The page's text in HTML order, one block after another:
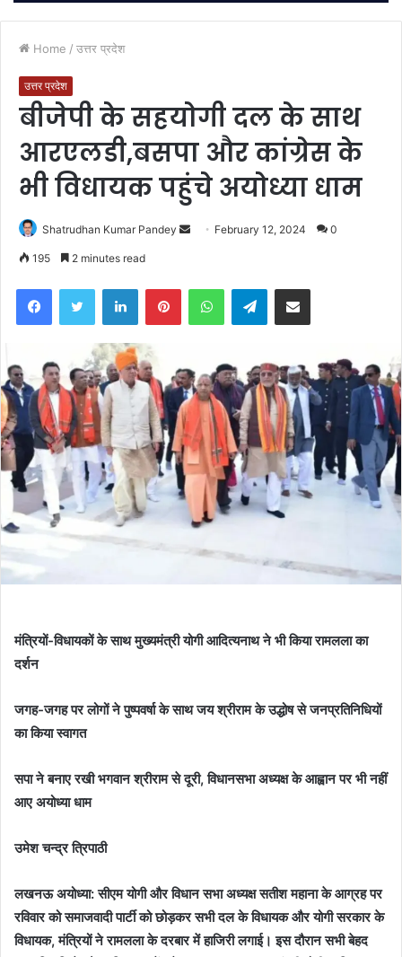
Home / उत्तर प्रदेश
उत्तर प्रदेश
बीजेपी के सहयोगी दल के साथ
आरएलडी,बसपा और कांग्रेस के
भी विधायक पहुंचे अयोध्या धाम
Shatrudhan Kumar Pandey
Send February 12, 2024 0
195 2 minutes read
FacebookTwitter LinkedInPinterestWhatsAppTelegramShare via Email
मंत्रियों-विधायकों के साथ मुख्यमंत्री योगी आदित्यनाथ ने भी किया रामलला का
दर्शन
जगह-जगह पर लोगों ने पुष्पवर्षा के साथ जय श्रीराम के उद्धोष से जनप्रतिनिधियों
का किया स्वागत
सपा ने बनाए रखी भगवान श्रीराम से दूरी, विधानसभा अध्यक्ष के आह्वान पर भी नहीं
आए अयोध्या धाम
उमेश चन्द्र त्रिपाठी
लखनऊ अयोध्या: सीएम योगी और विधान सभा अध्यक्ष सतीश महाना के आग्रह पर
रविवार को समाजवादी पार्टी को छोड़कर सभी दल के विधायक और योगी सरकार के
विधायक, मंत्रियों ने रामलला के दरबार में हाजिरी लगाई। इस दौरान सभी बेहद